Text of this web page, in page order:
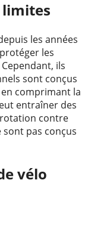
les années
les
ils
sont conçus
comprimant la
entraîner des
contre
pas conçus
vélo